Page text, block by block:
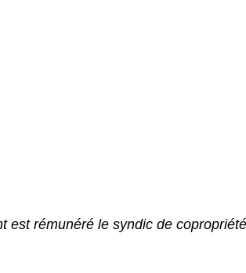
est rémunéré le syndic de copropriété